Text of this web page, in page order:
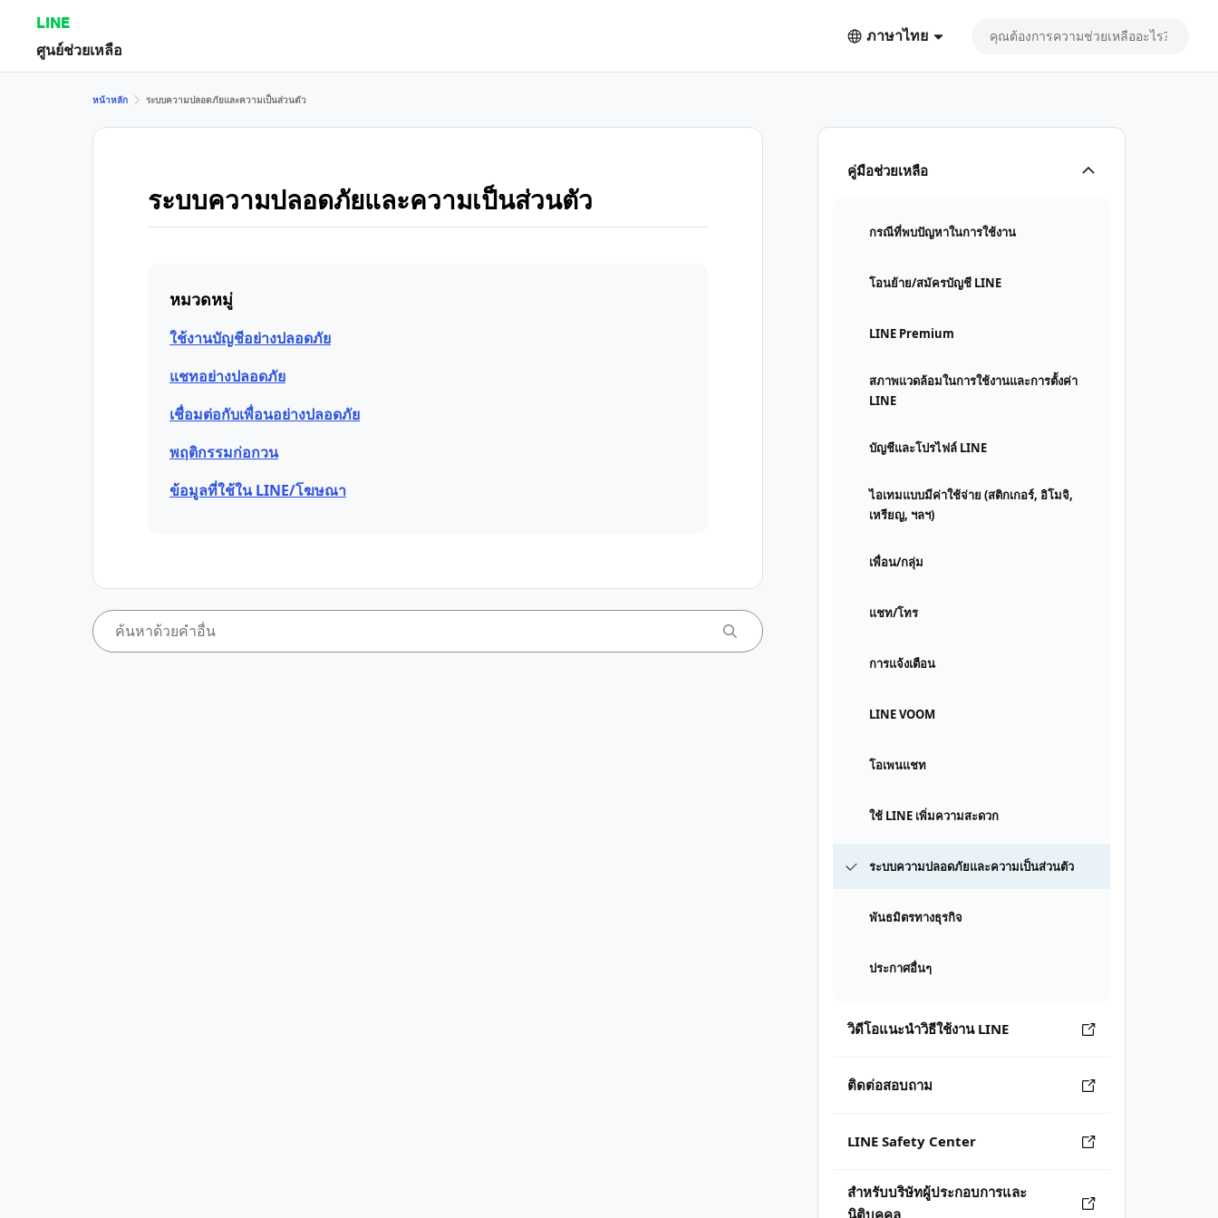
LINE
ศูนย์ช่วยเหลือ
ภาษาไทย
คู่มือช่วยเหลือ
กรณีที่พบปัญหาในการใช้งาน
โอนย้าย/สมัครบัญชี LINE
LINE Premium
สภาพแวดล้อมในการใช้งานและการตั้งค่า
LINE
บัญชีและโปรไฟล์ LINE
ไอเทมแบบมีค่าใช้จ่าย (สติกเกอร์, อิโมจิ,
เหรียญ, ฯลฯ)
เพื่อน/กลุ่ม
แชท/โทร
การแจ้งเตือน
LINE VOOM
โอเพนแชท
ใช้ LINE เพิ่มความสะดวก
ระบบความปลอดภัยและความเป็นส่วนตัว
พันธมิตรทางธุรกิจ
ประกาศอื่นๆ
วิดีโอแนะนำวิธีใช้งาน LINE
ติดต่อสอบถาม
LINE Safety Center
สำหรับบริษัทผู้ประกอบการและ
นิติบุคคล
หน้าหลัก ระบบความปลอดภัยและความเป็นส่วนตัว
ระบบความปลอดภัยและความเป็นส่วนตัว
หมวดหมู่
ใช้งานบัญชีอย่างปลอดภัย
แชทอย่างปลอดภัย
เชื่อมต่อกับเพื่อนอย่างปลอดภัย
พฤติกรรมก่อกวน
ข้อมูลที่ใช้ใน LINE/โฆษณา